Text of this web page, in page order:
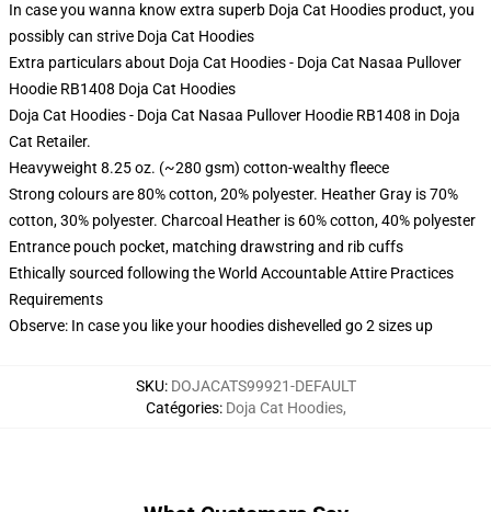
In case you wanna know extra superb Doja Cat Hoodies product, you
possibly can strive Doja Cat Hoodies
Extra particulars about Doja Cat Hoodies - Doja Cat Nasaa Pullover
Hoodie RB1408 Doja Cat Hoodies
Doja Cat Hoodies - Doja Cat Nasaa Pullover Hoodie RB1408 in Doja
Cat Retailer.
Heavyweight 8.25 oz. (~280 gsm) cotton-wealthy fleece
Strong colours are 80% cotton, 20% polyester. Heather Gray is 70%
cotton, 30% polyester. Charcoal Heather is 60% cotton, 40% polyester
Entrance pouch pocket, matching drawstring and rib cuffs
Ethically sourced following the World Accountable Attire Practices
Requirements
Observe: In case you like your hoodies dishevelled go 2 sizes up
SKU: DOJACATS99921-DEFAULT
Catégories: Doja Cat Hoodies,